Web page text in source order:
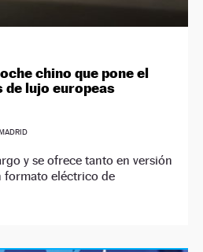
chino que pone el
de lujo europeas
y se ofrece tanto en versión
formato eléctrico de